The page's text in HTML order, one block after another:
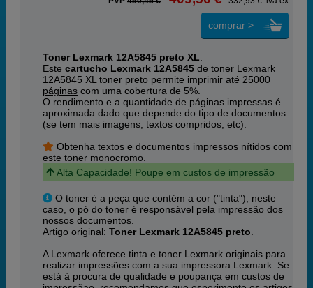
comprar >
Toner Lexmark 12A5845 preto XL
Este cartucho Lexmark 12A5845 de toner Lexmark
12A5845 XL toner preto permite imprimir até 25000
páginas com uma cobertura de 5%.
O rendimento e a quantidade de páginas impressas é
aproximada dado que depende do tipo de documentos
(se tem mais imagens, textos compridos, etc).
Obtenha textos e documentos impressos nítidos com
este toner monocromo.
Alta Capacidade! Poupe em custos de impressão
O toner é a peça que contém a cor ("tinta"), neste
caso, o pó do toner é responsável pela impressão dos
nossos documentos.
Artigo original: Toner Lexmark 12A5845 preto
A Lexmark oferece tinta e toner Lexmark originais para
realizar impressões com a sua impressora Lexmark. Se
está à procura de qualidade e poupança em custos de